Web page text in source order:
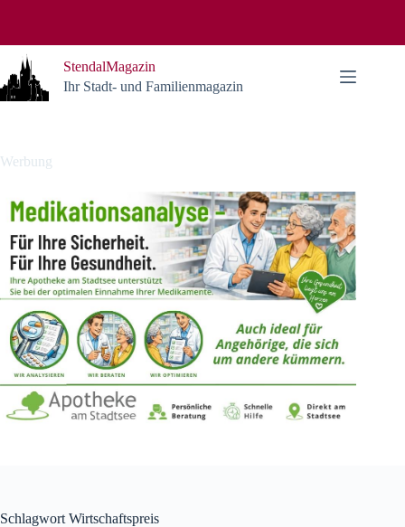
StendalMagazin
Ihr Stadt- und Familienmagazin
Werbung
Schlagwort Wirtschaftspreis